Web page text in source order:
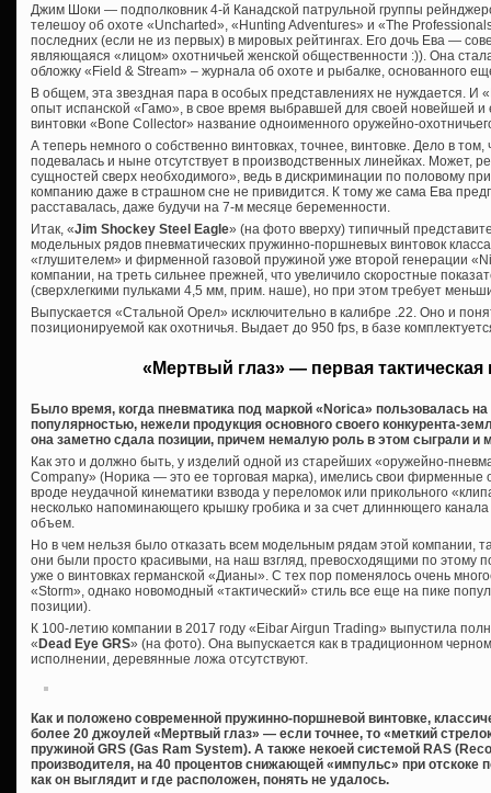
Джим Шоки — подполковник 4-й Канадской патрульной группы
телешоу об охоте «Uncharted», «Hunting Adventures» и «The
последних (если не из первых) в мировых рейтингах. Его дочь Ева —
являющаяся «лицом» охотничьей женской общественности :)). Она
обложку «Field & Stream» – журнала об охоте и рыбалке, основанного
В общем, эта звездная пара в особых представлениях не нуждается. И
опыт испанской «Гамо», в свое время выбравшей для своей новейшей
винтовки «Bone Collector» название одноименного оружейно-
А теперь немного о собственно винтовках, точнее, винтовке. Дело в
подевалась и ныне отсутствует в производственных линейках. Может,
сущностей сверх необходимого», ведь в дискриминации по половому
компанию даже в страшном сне не привидится. К тому же сама Ева
расставалась, даже будучи на 7-м месяце беременности.
Итак, «Jim Shockey Steel Eagle» (на фото вверху) типичный
модельных рядов пневматических пружинно-поршневых винтовок
«глушителем» и фирменной газовой пружиной уже второй генерации
компании, на треть сильнее прежней, что увеличило скоростные
(сверхлегкими пульками 4,5 мм, прим. наше), но при этом требует
Выпускается «Стальной Орел» исключительно в калибре .22. Оно и
позиционируемой как охотничья. Выдает до 950 fps, в базе
«Мертвый глаз» — первая тактическая
Было время, когда пневматика под маркой «Norica» пользовалась
популярностью, нежели продукция основного своего конкурента-
она заметно сдала позиции, причем немалую роль в этом сыграли и
Как это и должно быть, у изделий одной из старейших «оружейно-
Company» (Норика — это ее торговая марка), имелись свои фирменные
вроде неудачной кинематики взвода у переломок или прикольного
несколько напоминающего крышку гробика и за счет длиннющего
объем.
Но в чем нельзя было отказать всем модельным рядам этой компании,
они были просто красивыми, на наш взгляд, превосходящими по этому
уже о винтовках германской «Дианы». С тех пор поменялось очень
«Storm», однако новомодный «тактический» стиль все еще на пике
позиции).
К 100-летию компании в 2017 году «Eibar Airgun Trading» выпустила
« Dead Eye GRS» (на фото). Она выпускается как в традиционном
исполнении, деревянные ложа отсутствуют.
Как и положено современной пружинно-поршневой винтовке,
более 20 джоулей «Мертвый глаз» — если точнее, то «меткий
пружиной GRS (Gas Ram System). А также некоей системой RAS
производителя, на 40 процентов снижающей «импульс» при
как он выглядит и где расположен, понять не удалось.